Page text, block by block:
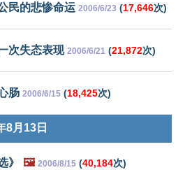
民的悲惨命运 2006/6/23 (17,646次)
次失态表现 2006/6/21 (21,872次)
肠 2006/6/15 (18,425次)
8月13日
》 🖼️ 2006/8/15 (40,184次)